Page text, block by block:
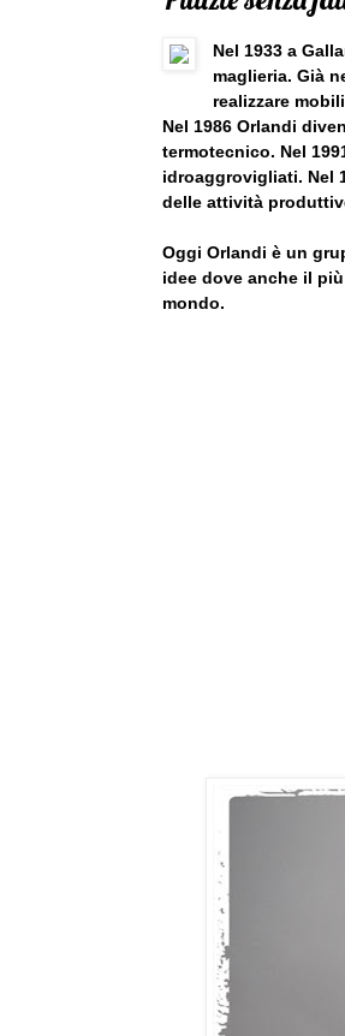
Nel 1933 a
maglieria. Già
realizzare
Nel 1986 Orlandi
termotecnico. Nel
idroaggrovigliati. Nel
delle attività
Oggi Orlandi è un
idee dove anche il
mondo.